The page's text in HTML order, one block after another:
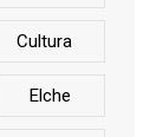
Cultura
Elche